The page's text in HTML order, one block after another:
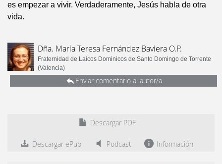
es empezar a vivir. Verdaderamente, Jesús habla de otra
vida.
Dña. María Teresa Fernández Baviera O.P.
Fraternidad de Laicos Dominicos de Santo Domingo de Torrente
(Valencia)
Enviar comentario al autor/a
Descargar PDF
Descargar ePub Podcast Información